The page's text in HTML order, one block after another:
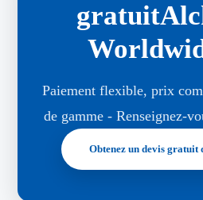
Paiement flexible, prix
de gamme - Renseignez-
Obtenez un devis gratuit